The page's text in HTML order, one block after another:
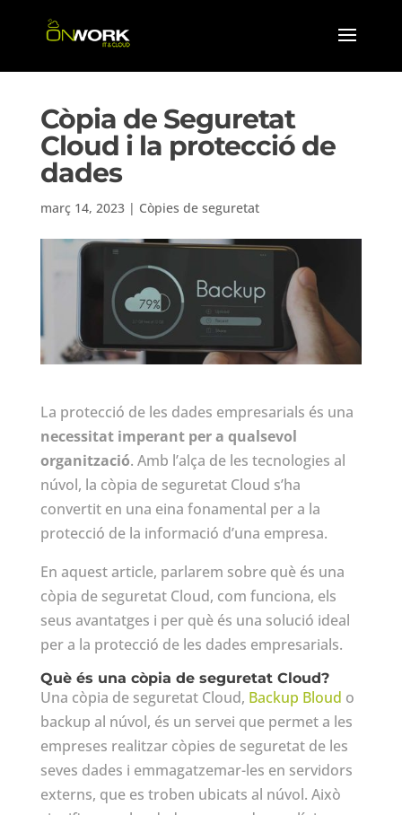
Còpia de Seguretat
Cloud i la protecció de
dades
març 14, 2023| Còpies de seguretat
La protecció de les dades empresarials és una
necessitat imperant per a qualsevol
organització. Amb l’alça de les tecnologies al
núvol, la còpia de seguretat Cloud s’ha
convertit en una eina fonamental per a la
protecció de la informació d’una empresa.
En aquest article, parlarem sobre què és una
còpia de seguretat Cloud, com funciona, els
seus avantatges i per què és una solució ideal
per a la protecció de les dades empresarials.
Què és una còpia de seguretat Cloud?
Una còpia de seguretat Cloud, Backup Bloud o
backup al núvol, és un servei que permet a les
empreses realitzar còpies de seguretat de les
seves dades i emmagatzemar-les en servidors
externs, que es troben ubicats al núvol. Això